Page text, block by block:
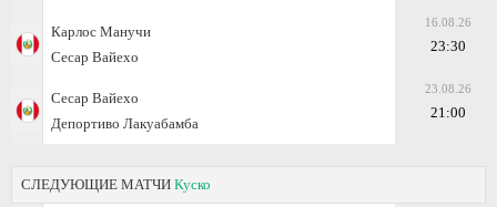
Карлос Манучи
Сесар Вайехо
16.08.26
23:30
Сесар Вайехо
Депортиво Лакуабамба
23.08.26
21:00
СЛЕДУЮЩИЕ МАТЧИ Куско